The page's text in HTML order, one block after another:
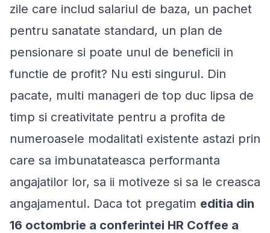
zile care includ salariul de baza, un pachet
pentru sanatate standard, un plan de
pensionare si poate unul de beneficii in
functie de profit? Nu esti singurul. Din
pacate, multi manageri de top duc lipsa de
timp si creativitate pentru a profita de
numeroasele modalitati existente astazi prin
care sa imbunatateasca performanta
angajatilor lor, sa ii motiveze si sa le creasca
angajamentul. Daca tot pregatim editia din
16 octombrie a conferintei HR Coffee a